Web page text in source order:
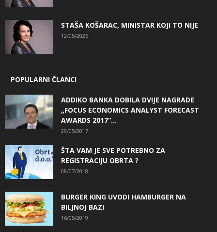
STAŠA KOŠARAC, MINISTAR KOJI TO NIJE
12/05/2026
POPULARNI ČLANCI
ADDIKO BANKA DOBILA DVIJE NAGRADE
„FOCUS ECONOMICS ANALYST FORECAST
AWARDS 2017“...
29/05/2017
ŠTA VAM JE SVE POTREBNO ZA
REGISTRACIJU OBRTA ?
08/07/2018
BURGER KING UVODI HAMBURGER NA
BILJNOJ BAZI
16/05/2019